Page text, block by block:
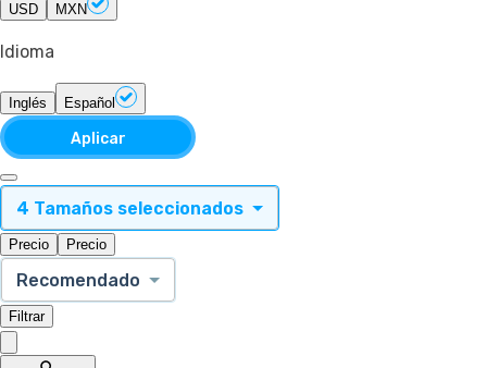
USD MXN
Idioma
Inglés Español
Aplicar
4 Tamaños seleccionados
Precio Precio
Recomendado
Filtrar